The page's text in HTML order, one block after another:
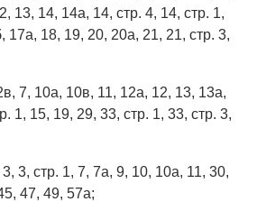
13, 14, 14а, 14, стр. 4, 14, стр. 1,
17а, 18, 19, 20, 20а, 21, 21, стр. 3,
7, 10а, 10в, 11, 12а, 12, 13, 13а,
1, 15, 19, 29, 33, стр. 1, 33, стр. 3,
3, стр. 1, 7, 7а, 9, 10, 10а, 11, 30,
47, 49, 57а;